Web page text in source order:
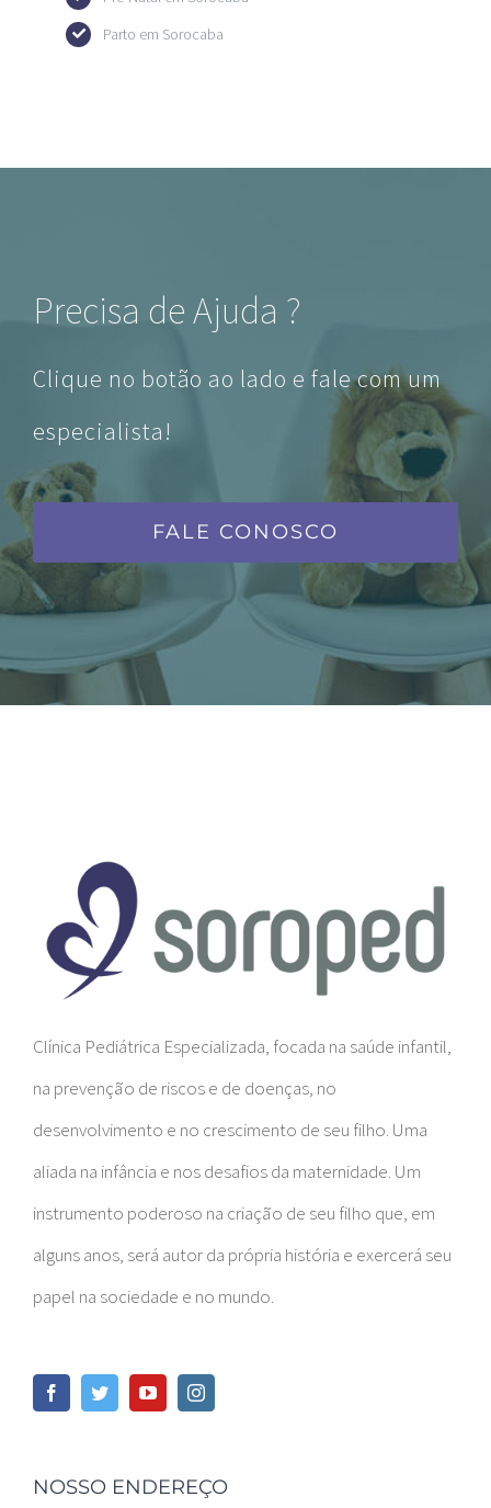
Parto em Sorocaba
Precisa de Ajuda ?
Clique no botão ao lado e fale com um
especialista!
FALE CONOSCO
Clínica Pediátrica Especializada, focada na saúde infantil,
na prevenção de riscos e de doenças, no
desenvolvimento e no crescimento de seu filho. Uma
aliada na infância e nos desafios da maternidade. Um
instrumento poderoso na criação de seu filho que, em
alguns anos, será autor da própria história e exercerá seu
papel na sociedade e no mundo.
NOSSO ENDEREÇO